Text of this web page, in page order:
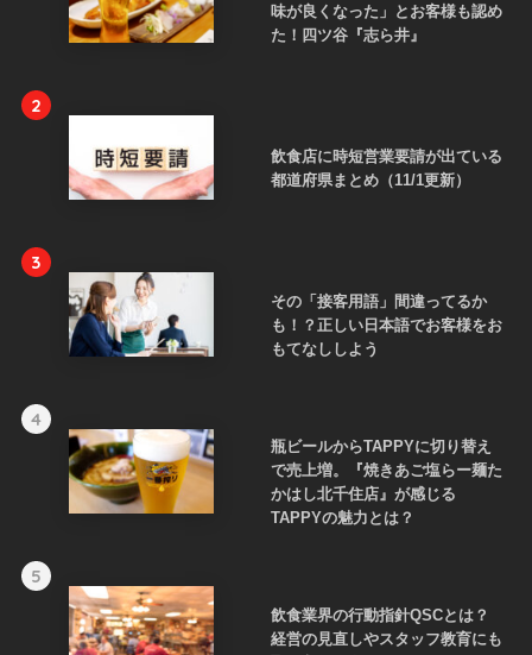
味が良くなった」とお客様も認め
た！四ツ谷『志ら井』
2
飲食店に時短営業要請が出ている
都道府県まとめ（11/1更新）
3
その「接客用語」間違ってるか
も！？正しい日本語でお客様をお
もてなししよう
4
瓶ビールからTAPPYに切り替え
で売上増。『焼きあご塩らー麺た
かはし北千住店』が感じる
TAPPYの魅力とは？
5
飲食業界の行動指針QSCとは？
経営の見直しやスタッフ教育にも